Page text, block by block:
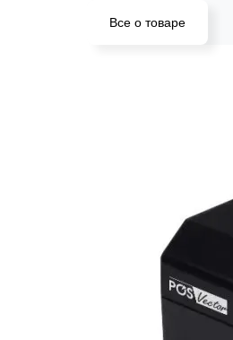
Все о товаре